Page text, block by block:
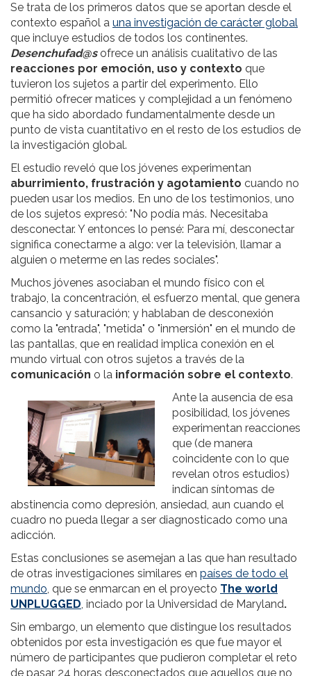
Se trata de los primeros datos que se aportan desde el
contexto español a una investigación de carácter global
que incluye estudios de todos los continentes.
Desenchufad@s ofrece un análisis cualitativo de las
reacciones por emoción, uso y contexto que
tuvieron los sujetos a partir del experimento. Ello
permitió ofrecer matices y complejidad a un fenómeno
que ha sido abordado fundamentalmente desde un
punto de vista cuantitativo en el resto de los estudios de
la investigación global.
El estudio reveló que los jóvenes experimentan
aburrimiento, frustración y agotamiento cuando no
pueden usar los medios. En uno de los testimonios, uno
de los sujetos expresó: "No podía más. Necesitaba
desconectar. Y entonces lo pensé: Para mí, desconectar
significa conectarme a algo: ver la televisión, llamar a
alguien o meterme en las redes sociales".
Muchos jóvenes asociaban el mundo físico con el
trabajo, la concentración, el esfuerzo mental, que genera
cansancio y saturación; y hablaban de desconexión
como la "entrada", "metida" o "inmersión" en el mundo de
las pantallas, que en realidad implica conexión en el
mundo virtual con otros sujetos a través de la
comunicación o la información sobre el contexto.
Ante la ausencia de esa
posibilidad, los jóvenes
experimentan reacciones
que (de manera
coincidente con lo que
revelan otros estudios)
indican síntomas de
abstinencia como depresión, ansiedad, aun cuando el
cuadro no pueda llegar a ser diagnosticado como una
adicción.
Estas conclusiones se asemejan a las que han resultado
de otras investigaciones similares en países de todo el
mundo, que se enmarcan en el proyecto The world
UNPLUGGED, inciado por la Universidad de Maryland.
Sin embargo, un elemento que distingue los resultados
obtenidos por esta investigación es que fue mayor el
número de participantes que pudieron completar el reto
de pasar 24 horas desconectados que aquellos que no